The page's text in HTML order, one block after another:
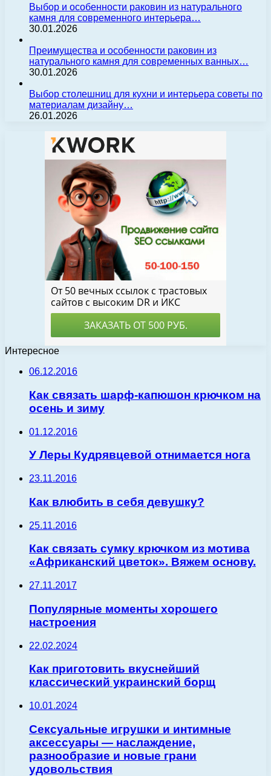
Выбор и особенности раковин из натурального
камня для современного интерьера…
30.01.2026
Преимущества и особенности раковин из
натурального камня для современных ванных…
30.01.2026
Выбор столешниц для кухни и интерьера советы по
материалам дизайну…
26.01.2026
Интересное
06.12.2016
Как связать шарф-капюшон крючком на
осень и зиму
01.12.2016
У Леры Кудрявцевой отнимается нога
23.11.2016
Как влюбить в себя девушку?
25.11.2016
Как связать сумку крючком из мотива
«Африканский цветок». Вяжем основу.
27.11.2017
Популярные моменты хорошего
настроения
22.02.2024
Как приготовить вкуснейший
классический украинский борщ
10.01.2024
Сексуальные игрушки и интимные
аксессуары — наслаждение,
разнообразие и новые грани
удовольствия